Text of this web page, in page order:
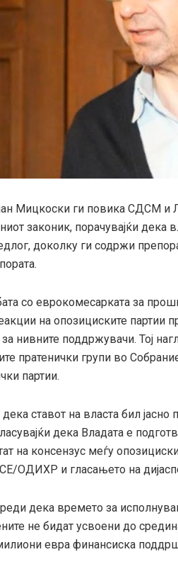
Мицкоски ги повика СДСМ и
законик, порачувајќи дека
доколку ги содржи
со еврокомесарката за
на опозициските партии
за нивните поддржувачи. Тој
пратенички групи во
партии.
ставот на власта бил јасно
дека Владата е
на консензус меѓу
ОДИХР и гласањето на
дека времето за
не бидат усвоени до
евра финансиска